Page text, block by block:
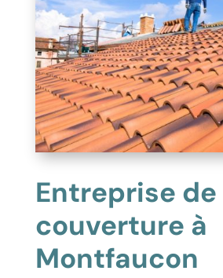
Entreprise de
couverture à
Montfaucon